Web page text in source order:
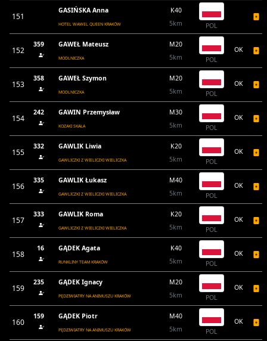
151
GASIŃSKA Anna
HOTEL WAWEL QUEEN KRAKÓW
K40
5km
POL
152
359 GAWEŁ Mateusz
MODLNICZKA
M20
5km
POL
OK
153
358 GAWEŁ Szymon
MODLNICZKA
M20
5km
POL
OK
154
242 GAWIN Przemysław
KOZAKI SKAŁA
M30
5km
POL
OK
155
332 GAWLIK Liwia
GAWLICZKI Z WIELICZKI WIELICZKA
K20
5km
POL
OK
156
335 GAWLIK Łukasz
GAWLICZKI Z WIELICZKI WIELICZKA
M40
5km
POL
OK
157
333 GAWLIK Roma
GAWLICZKI Z WIELICZKI WIELICZKA
K20
5km
POL
OK
158
16 GĄDEK Agata
RUNKLINY TEAM KRAKÓW
K40
5km
POL
OK
159
235 GĄDEK Ignacy
PĘDZIWIATRY NA ANIMUSZU KRAKÓW
M20
5km
POL
OK
160
159 GĄDEK Piotr
PĘDZIWIATRY NA ANIMUSZU KRAKÓW
M40
5km
POL
OK